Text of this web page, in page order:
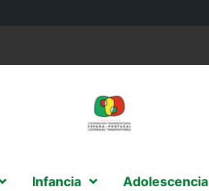
Infancia Adolescencia